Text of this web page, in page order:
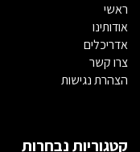
ראשי
אודותינו
אדריכלים
צרו קשר
הצהרת נגישות
קטגוריות נבחרות